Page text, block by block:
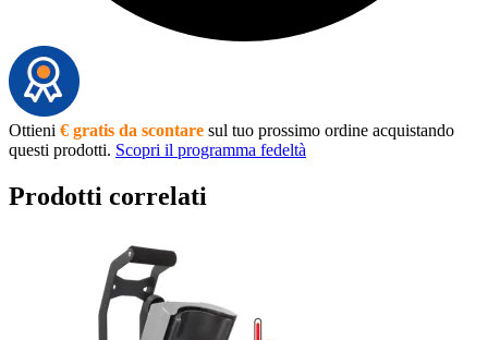
Ottieni € gratis da scontare sul tuo prossimo ordine acquistando
questi prodotti. Scopri il programma fedeltà
Prodotti correlati